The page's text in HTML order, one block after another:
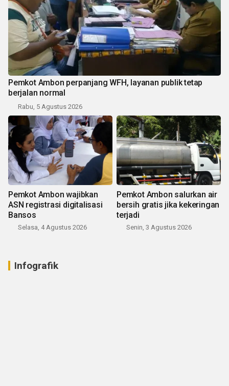
Pemkot Ambon perpanjang WFH, layanan publik tetap
berjalan normal
Rabu, 5 Agustus 2026
Pemkot Ambon wajibkan
ASN registrasi digitalisasi
Bansos
Selasa, 4 Agustus 2026
Pemkot Ambon salurkan air
bersih gratis jika kekeringan
terjadi
Senin, 3 Agustus 2026
Infografik